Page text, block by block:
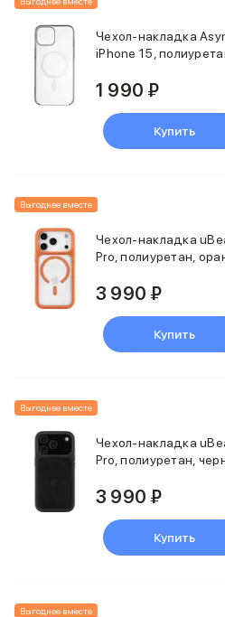
Чехол-накладка
iPhone 15,
1 990 ₽
Купить
Выгоднее вместе
Чехол-накладка
Pro, полиуретан,
3 990 ₽
Купить
Выгоднее вместе
Чехол-накладка
Pro, полиуретан,
3 990 ₽
Купить
Выгоднее вместе